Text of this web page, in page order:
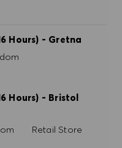
Hours) - Gretna
Hours) - Bristol
Kategorie
Retail Store